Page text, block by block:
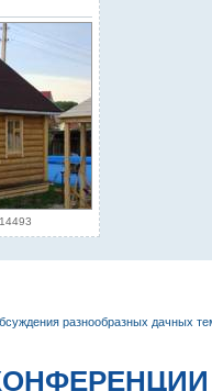
разнообразных дачных